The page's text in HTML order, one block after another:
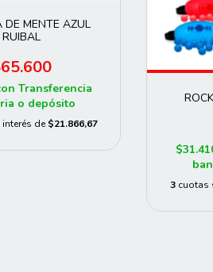
DE MENTE AZUL
RUIBAL
Transferencia
o depósito
de $21.866,67
3 cuotas